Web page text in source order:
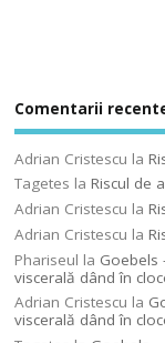
Comentarii
Adrian Cristescu la
Tagetes laRiscul de
Adrian Cristescu la
Adrian Cristescu la
Phariseul la Goebels
viscerală dând în
Adrian Cristescu la
viscerală dând în